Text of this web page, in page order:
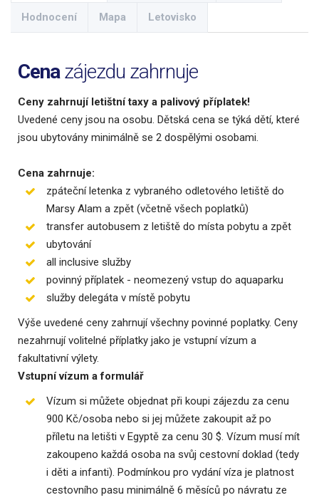
Hodnocení Mapa Letovisko
Cenazájezdu zahrnuje
Ceny zahrnují letištní taxy a palivový příplatek!
Uvedené ceny jsou na osobu. Dětská cena se týká dětí, které
jsou ubytovány minimálně se 2 dospělými osobami.
Cena zahrnuje:
zpáteční letenka z vybraného odletového letiště do
Marsy Alam a zpět (včetně všech poplatků)
transfer autobusem z letiště do místa pobytu a zpět
ubytování
all inclusive služby
povinný příplatek - neomezený vstup do aquaparku
služby delegáta v místě pobytu
Výše uvedené ceny zahrnují všechny povinné poplatky. Ceny
nezahrnují volitelné příplatky jako je vstupní vízum a
fakultativní výlety.
Vstupní vízum a formulář
Vízum si můžete objednat při koupi zájezdu za cenu
900 Kč/osoba nebo si jej můžete zakoupit až po
příletu na letišti v Egyptě za cenu 30 $. Vízum musí mít
zakoupeno každá osoba na svůj cestovní doklad (tedy
i děti a infanti). Podmínkou pro vydání víza je platnost
cestovního pasu minimálně 6 měsíců po návratu ze